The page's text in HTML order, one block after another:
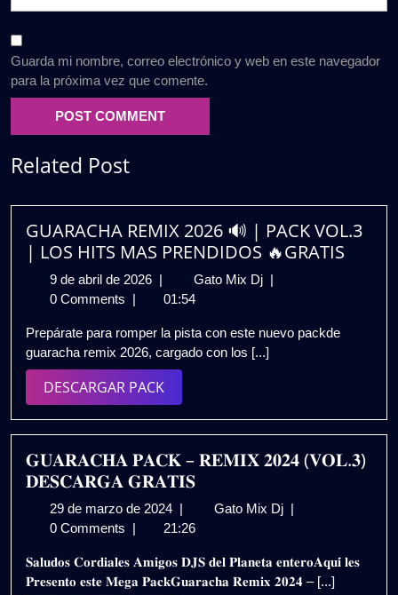
Guarda mi nombre, correo electrónico y web en este navegador
para la próxima vez que comente.
Related Post
GUARACHA REMIX 2026 🔊 | PACK VOL.3
| LOS HITS MAS PRENDIDOS 🔥GRATIS
9 de abril de 2026 9
de
de
2026
Gato Mix Dj GUARACHA
🔊
|
|
LOS
HITS
🔥
0 Comments
01:54
Prepárate para romper la pista con este nuevo packde
guaracha remix 2026, cargado con los [...]
DESCARGAR PACKDESCARGAR
PACK
𝐆𝐔𝐀𝐑𝐀𝐂𝐇𝐀 𝐏𝐀𝐂𝐊 – 𝐑𝐄𝐌𝐈𝐗 𝟐𝟎𝟐𝟒 (𝐕𝐎𝐋.𝟑)
𝐃𝐄𝐒𝐂𝐀𝐑𝐆𝐀 𝐆𝐑𝐀𝐓𝐈𝐒
29 de marzo de 2024 29
de
de
2024
Gato Mix Dj 𝐆𝐔𝐀𝐑𝐀𝐂𝐇𝐀
𝐑𝐄𝐌𝐈𝐗
𝟐𝟎𝟐𝟒
0 Comments
21:26
𝐒𝐚𝐥𝐮𝐝𝐨𝐬 𝐂𝐨𝐫𝐝𝐢𝐚𝐥𝐞𝐬 𝐀𝐦𝐢𝐠𝐨𝐬 𝐃𝐉𝐒 𝐝𝐞𝐥 𝐏𝐥𝐚𝐧𝐞𝐭𝐚 𝐞𝐧𝐭𝐞𝐫𝐨𝐀𝐪𝐮𝐢́ 𝐥𝐞𝐬
𝐏𝐫𝐞𝐬𝐞𝐧𝐭𝐨 𝐞𝐬𝐭𝐞 𝐌𝐞𝐠𝐚 𝐏𝐚𝐜𝐤𝐆𝐮𝐚𝐫𝐚𝐜𝐡𝐚 𝐑𝐞𝐦𝐢𝐱 𝟐𝟎𝟐𝟒 – [...]